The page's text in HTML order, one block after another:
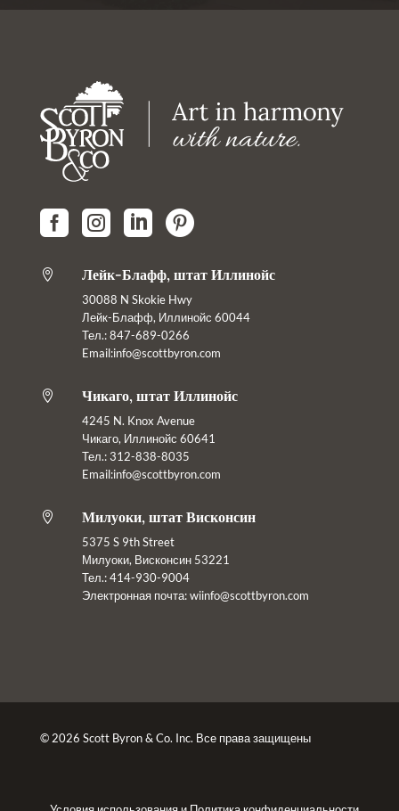
   
 Лейк-Блафф, штат Иллинойс
30088 N Skokie Hwy
Лейк-Блафф, Иллинойс 60044
Тел.: 847-689-0266
Email:info@scottbyron.com
 Чикаго, штат Иллинойс
4245 N. Knox Avenue
Чикаго, Иллинойс 60641
Тел.: 312-838-8035
Email:info@scottbyron.com
 Милуоки, штат Висконсин
5375 S 9th Street
Милуоки, Висконсин 53221
Тел.: 414-930-9004
Электронная почта:wiinfo@scottbyron.com
© 2026 Scott Byron & Co. Inc. Все права защищены